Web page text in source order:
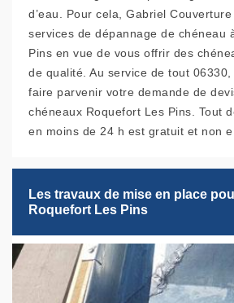
d’eau. Pour cela, Gabriel
services de dépannage de chéneau
Pins en vue de vous offrir des
de qualité. Au service de tout
faire parvenir votre demande de
chéneaux Roquefort Les Pins. Tout
en moins de 24 h est gratuit et non
Les travaux de mise en place
Roquefort Les Pins